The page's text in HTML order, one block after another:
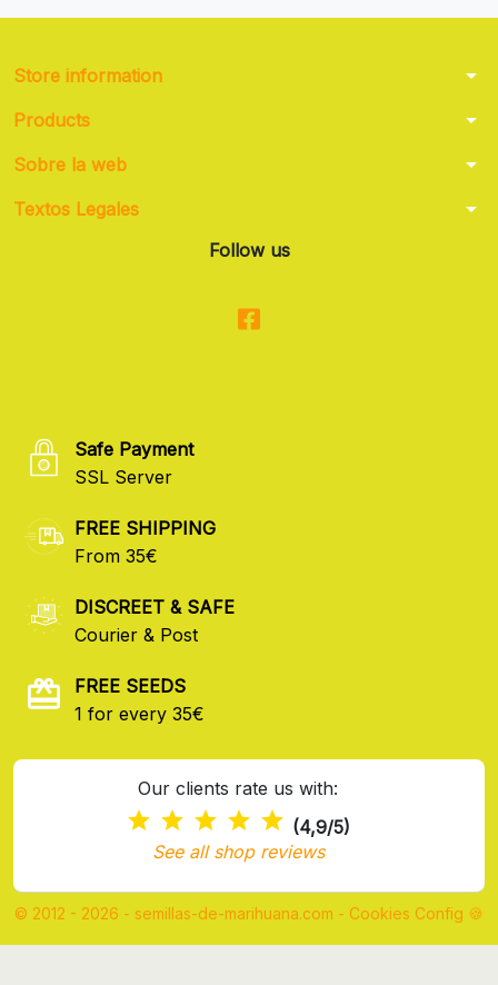
Store information arrow_drop_down
Products arrow_drop_down
Sobre la web arrow_drop_down
Textos Legales arrow_drop_down
Follow us
Safe Payment
SSL Server
FREE SHIPPING
From 35€
DISCREET & SAFE
Courier & Post
FREE SEEDS
1 for every 35€
Our clients rate us with:
(4,9/5)
See all shop reviews
© 2012 - 2026 - semillas-de-marihuana.com - Cookies Config 🍪